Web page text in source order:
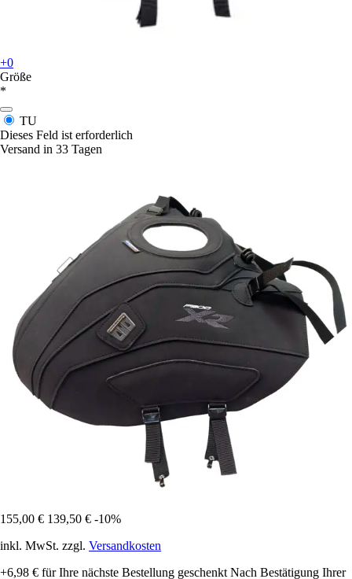
+0
Größe
*
TU
Dieses Feld ist erforderlich
Versand in 33 Tagen
155,00 € 139,50 € -10%
inkl. MwSt. zzgl. Versandkosten
+6,98 € für Ihre nächste Bestellung geschenkt Nach Bestätigung Ihrer